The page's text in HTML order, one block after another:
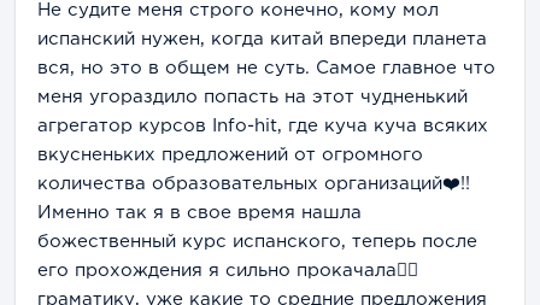
Не судите меня строго конечно, кому мол
испанский нужен, когда китай впереди планета
вся, но это в общем не суть. Самое главное что
меня угораздило попасть на этот чудненький
агрегатор курсов Info-hit, где куча куча всяких
вкусненьких предложений от огромного
количества образовательных организаций❤️!!
Именно так я в свое время нашла
божественный курс испанского, теперь после
его прохождения я сильно прокачала❤️‍🔥
граматику, уже какие то средние предложения